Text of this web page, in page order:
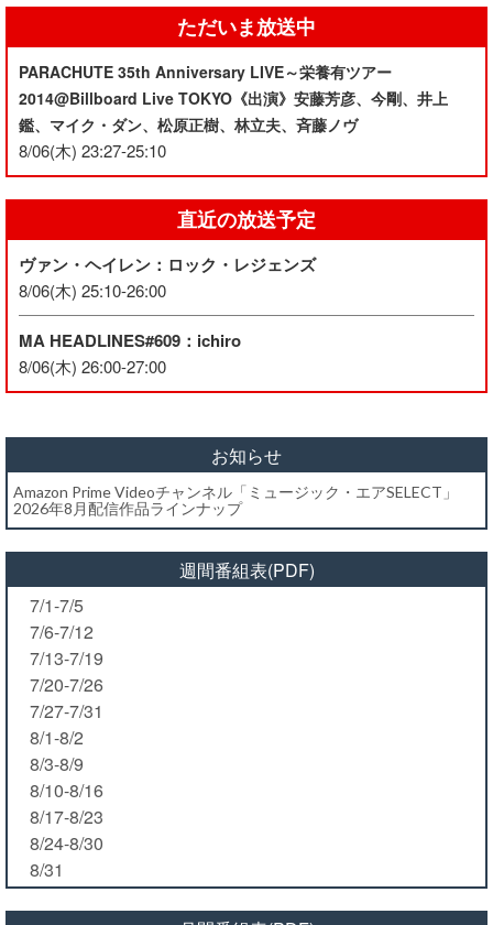
ただいま放送中
PARACHUTE 35th Anniversary LIVE～栄養有ツアー
2014@Billboard Live TOKYO《出演》安藤芳彦、今剛、井上
鑑、マイク・ダン、松原正樹、林立夫、斉藤ノヴ
8/06(木) 23:27-25:10
直近の放送予定
ヴァン・ヘイレン：ロック・レジェンズ
8/06(木) 25:10-26:00
MA HEADLINES#609：ichiro
8/06(木) 26:00-27:00
お知らせ
Amazon Prime Videoチャンネル「ミュージック・エアSELECT」
2026年8月配信作品ラインナップ
週間番組表(PDF)
7/1-7/5
7/6-7/12
7/13-7/19
7/20-7/26
7/27-7/31
8/1-8/2
8/3-8/9
8/10-8/16
8/17-8/23
8/24-8/30
8/31